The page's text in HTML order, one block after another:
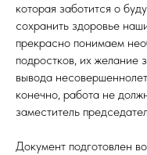
которая заботится о
сохранить здоровье
прекрасно понимаем
подростков, их желание
вывода
конечно, работа не
заместитель
Документ подготовлен